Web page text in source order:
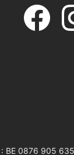
BE 0876 905 635